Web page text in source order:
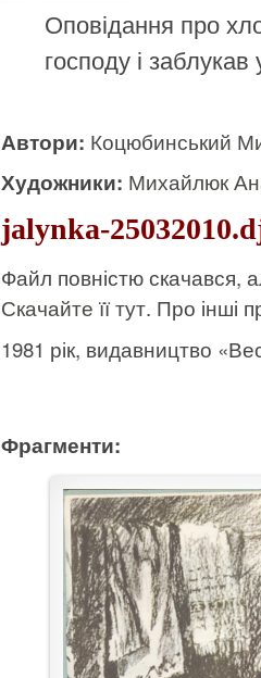
Оповідання про
господу і заблукав
Автори: Коцюбинський
Художники: Михайлюк
jalynka-
Файл повністю скачався,
Скачайте її тут. Про інші
1981 рік, видавництво
Фрагменти: